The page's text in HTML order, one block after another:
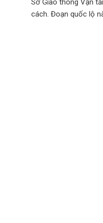
Sở Giao thông Vận
cách. Đoạn quốc lộ